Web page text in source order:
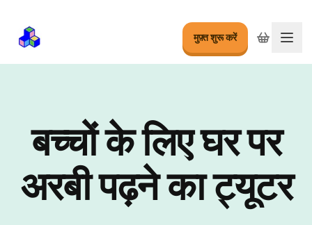
मुफ़्त शुरू करें
मेनू
बच्चों के लिए घर पर
अरबी पढ़ने का ट्यूटर